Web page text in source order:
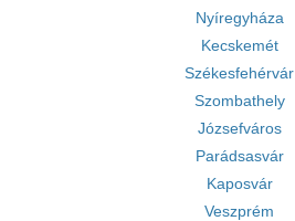
Nyíregyháza
Kecskemét
Székesfehérvár
Szombathely
Józsefváros
Parádsasvár
Kaposvár
Veszprém